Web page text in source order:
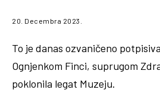
20. Decembra 2023.
To je danas ozvaničeno
Ognjenkom Finci, suprugom
poklonila legat Muzeju.